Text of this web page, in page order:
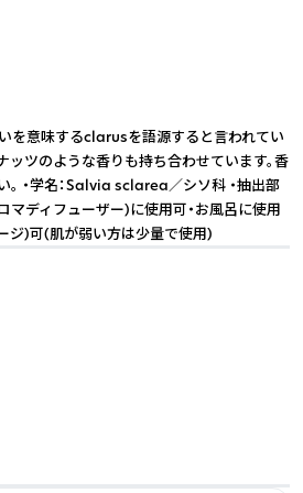
を意味するclarusを語源すると言われてい
ッツのような香りも持ち合わせています。香
・学名：Salvia sclarea／シソ科 ・抽出部
マディフューザー)に使用可・お風呂に使用
ジ)可(肌が弱い方は少量で使用)